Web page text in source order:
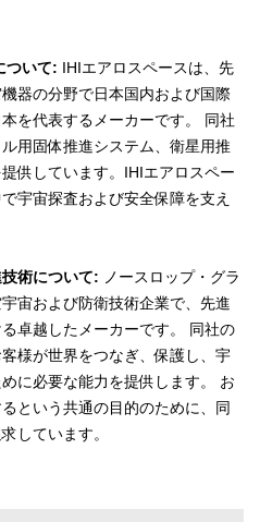
ついて: IHIエアロスペースは、先
器の分野で日本国内および国際
を代表するメーカーです。 同社
用固体推進システム、衛星用推
供しています。IHIエアロスペー
宇宙探査および安全保障を支え
術について: ノースロップ・グラ
宙および防衛技術企業で、先進
卓越したメーカーです。 同社の
様が世界をつなぎ、保護し、宇
に必要な能力を提供します。 お
という共通の目的のために、同
しています。